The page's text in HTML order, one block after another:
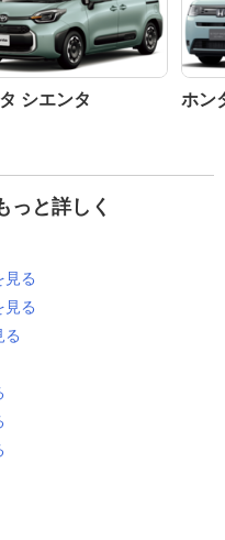
タ シエンタ ホン
っと詳しく
見る
見る
る